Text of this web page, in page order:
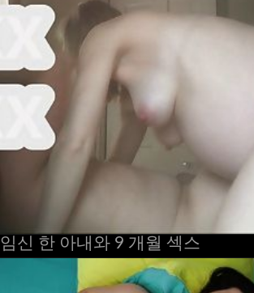
임신 한 아내와 9 개월 섹스